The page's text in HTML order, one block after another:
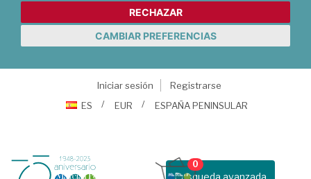
RECHAZAR
CAMBIAR PREFERENCIAS
Iniciar sesión
Registrarse
ES
EUR ESPAÑA PENINSULAR
Busqueda avanzada
0